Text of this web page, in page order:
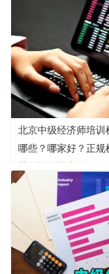
北京中级经济师培训
哪些？哪家好？正规